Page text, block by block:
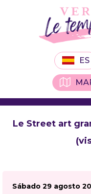
ES
Le Street art
Sábado 29 agosto